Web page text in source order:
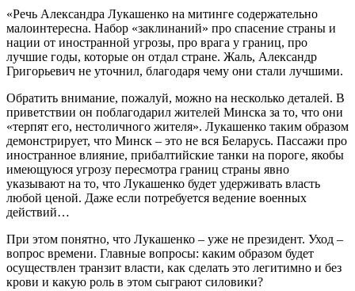
«Речь Александра Лукашенко на митинге содержательно
малоинтересна. Набор «заклинаний» про спасение страны и
нации от иностранной угрозы, про врага у границ, про
лучшие годы, которые он отдал стране. Жаль, Александр
Григорьевич не уточнил, благодаря чему они стали лучшими.
Обратить внимание, пожалуй, можно на несколько деталей. В
приветствии он поблагодарил жителей Минска за то, что они
«терпят его, нестоличного жителя». Лукашенко таким образом
демонстрирует, что Минск – это не вся Беларусь. Пассажи про
иностранное влияние, прибалтийские танки на пороге, якобы
имеющуюся угрозу пересмотра границ страны явно
указывают на то, что Лукашенко будет удерживать власть
любой ценой. Даже если потребуется ведение военных
действий…
При этом понятно, что Лукашенко – уже не президент. Уход –
вопрос времени. Главные вопросы: каким образом будет
осуществлен транзит власти, как сделать это легитимно и без
крови и какую роль в этом сыграют силовики?